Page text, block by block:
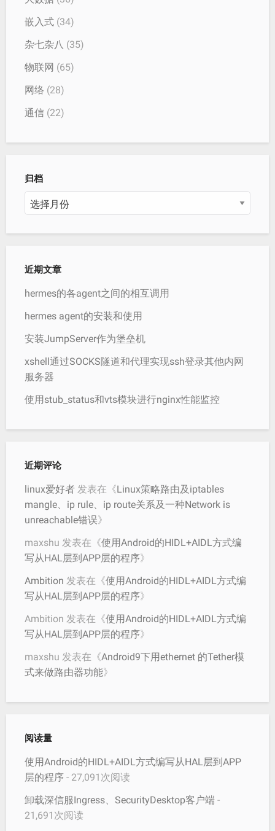
嵌入式 (34)
杂七杂八 (35)
物联网 (65)
网络 (28)
通信 (22)
归档
归
档
近期文章
hermes的各agent之间的相互调用
hermes agent的安装和使用
安装JumpServer作为堡垒机
xshell通过SOCKS隧道和代理实现ssh登录其他内网
服务器
使用stub_status和vts模块进行nginx性能监控
近期评论
linux爱好者 发表在《Linux策略路由及iptables
mangle、ip rule、ip route关系及一种Network is
unreachable错误》
maxshu 发表在《使用Android的HIDL+AIDL方式编
写从HAL层到APP层的程序》
Ambition 发表在《使用Android的HIDL+AIDL方式编
写从HAL层到APP层的程序》
Ambition 发表在《使用Android的HIDL+AIDL方式编
写从HAL层到APP层的程序》
maxshu 发表在《Android9下用ethernet 的Tether模
式来做路由器功能》
阅读量
使用Android的HIDL+AIDL方式编写从HAL层到APP
层的程序 - 27,091次阅读
卸载深信服Ingress、SecurityDesktop客户端 -
21,691次阅读